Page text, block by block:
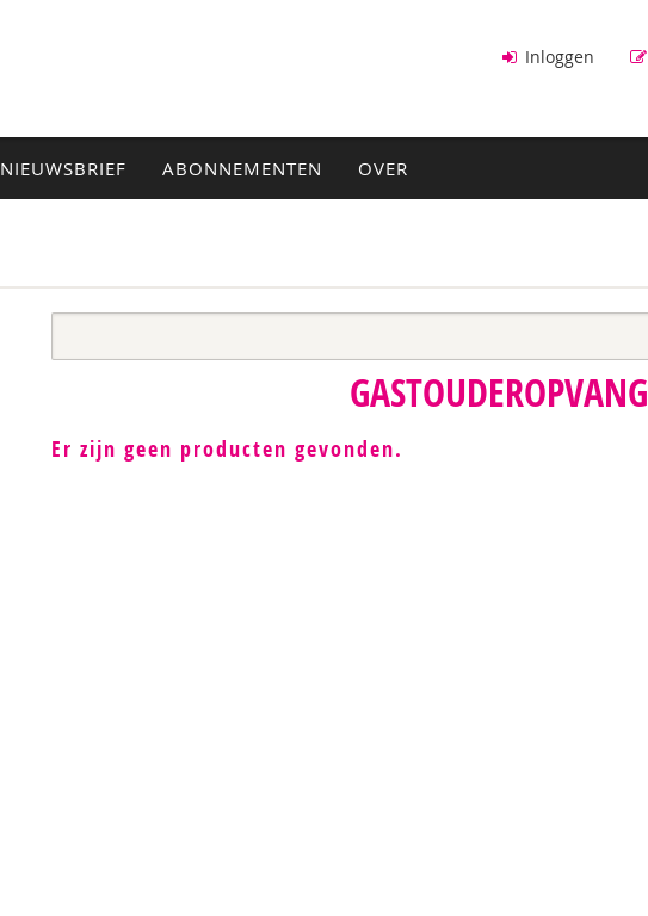
Inloggen
NIEUWSBRIEF ABONNEMENTEN OVER
GASTOUDEROPVANG
Er zijn geen producten gevonden.